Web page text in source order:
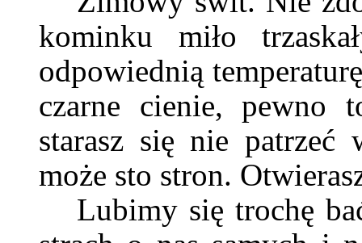
kominku miło
odpowiednią
czarne cienie, pewno
starasz się nie patrzeć
może sto stron.
Lubimy się trochę